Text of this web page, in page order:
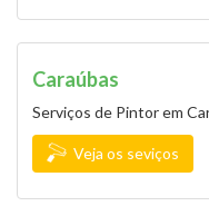
Caraúbas
Serviços de Pintor em
Veja os seviços